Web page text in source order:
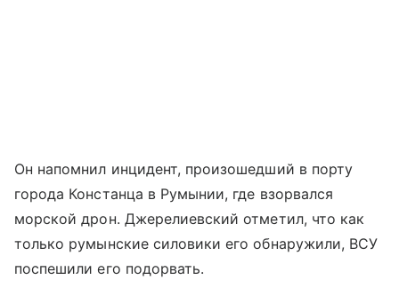
Он напомнил инцидент, произошедший в порту
города Констанца в Румынии, где взорвался
морской дрон. Джерелиевский отметил, что как
только румынские силовики его обнаружили, ВСУ
поспешили его подорвать.